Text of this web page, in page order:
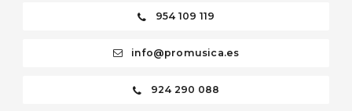
954 109 119
info@promusica.es
924 290 088